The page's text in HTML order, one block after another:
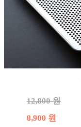
12,800 원
8,900 원